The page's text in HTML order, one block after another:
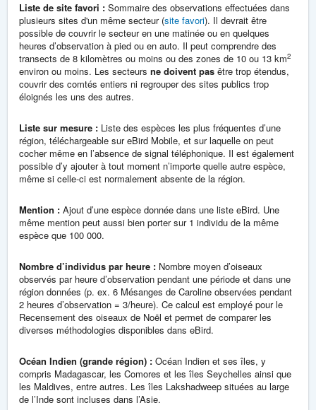
Liste de site favori : Sommaire des observations effectuées dans
plusieurs sites d'un même secteur (site favori). Il devrait être
possible de couvrir le secteur en une matinée ou en quelques
heures d’observation à pied ou en auto. Il peut comprendre des
transects de 8 kilomètres ou moins ou des zones de 10 ou 13 km2
environ ou moins. Les secteurs ne doivent pas être trop étendus,
couvrir des comtés entiers ni regrouper des sites publics trop
éloignés les uns des autres.
Liste sur mesure : Liste des espèces les plus fréquentes d’une
région, téléchargeable sur eBird Mobile, et sur laquelle on peut
cocher même en l’absence de signal téléphonique. Il est également
possible d’y ajouter à tout moment n’importe quelle autre espèce,
même si celle-ci est normalement absente de la région.
Mention : Ajout d’une espèce donnée dans une liste eBird. Une
même mention peut aussi bien porter sur 1 individu de la même
espèce que 100 000.
Nombre d’individus par heure : Nombre moyen d’oiseaux
observés par heure d’observation pendant une période et dans une
région données (p. ex. 6 Mésanges de Caroline observées pendant
2 heures d’observation = 3/heure). Ce calcul est employé pour le
Recensement des oiseaux de Noël et permet de comparer les
diverses méthodologies disponibles dans eBird.
Océan Indien (grande région) : Océan Indien et ses îles, y
compris Madagascar, les Comores et les îles Seychelles ainsi que
les Maldives, entre autres. Les îles Lakshadweep situées au large
de l’Inde sont incluses dans l’Asie.